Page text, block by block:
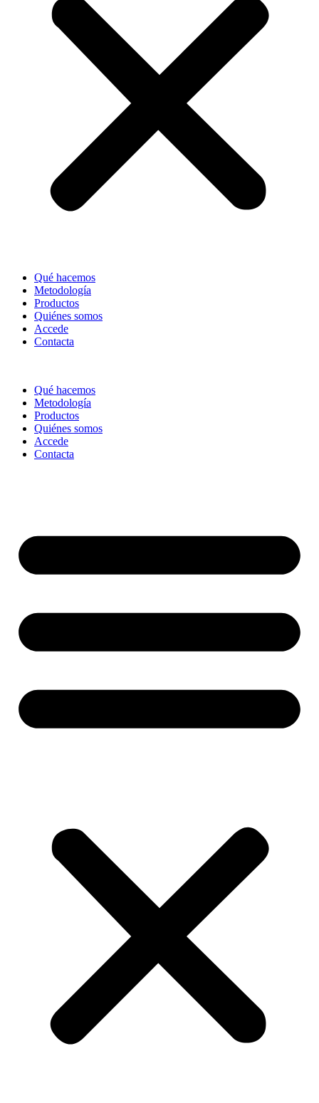
Qué hacemos
Metodología
Productos
Quiénes somos
Accede
Contacta
Qué hacemos
Metodología
Productos
Quiénes somos
Accede
Contacta